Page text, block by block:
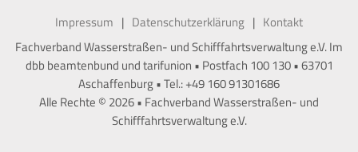
Impressum Datenschutzerklärung
Kontakt
Fachverband Wasserstraßen- und Schifffahrtsverwaltung e.V. Im
dbb beamtenbund und tarifunion • Postfach 100 130 • 63701
Aschaffenburg • Tel.: +49 160 91301686
Alle Rechte © 2026 • Fachverband Wasserstraßen- und
Schifffahrtsverwaltung e.V.